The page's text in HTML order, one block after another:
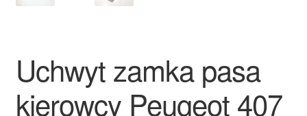
Zamówienia
Zasady i warunki
Uchwyt zamka pasa
kierowcy Peugeot 407